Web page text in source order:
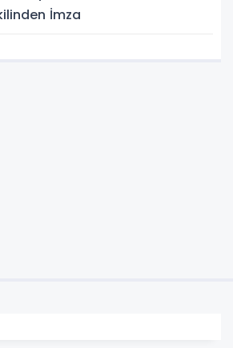
İmza